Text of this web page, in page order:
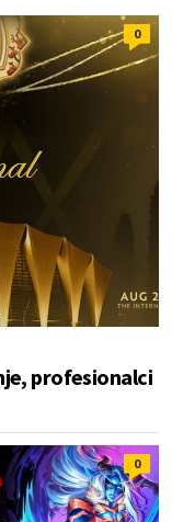
0
profesionalci
0